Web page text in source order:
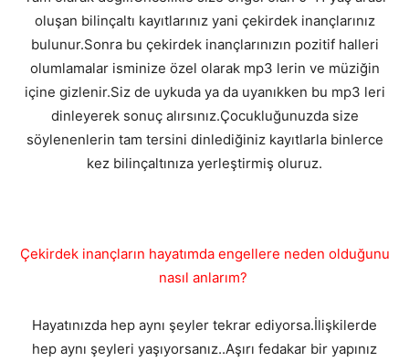
oluşan bilinçaltı kayıtlarınız yani çekirdek inançlarınız
bulunur.Sonra bu çekirdek inançlarınızın pozitif halleri
olumlamalar isminize özel olarak mp3 lerin ve müziğin
içine gizlenir.Siz de uykuda ya da uyanıkken bu mp3 leri
dinleyerek sonuç alırsınız.Çocukluğunuzda size
söylenenlerin tam tersini dinlediğiniz kayıtlarla binlerce
kez bilinçaltınıza yerleştirmiş oluruz.
Çekirdek inançların hayatımda engellere neden olduğunu
nasıl anlarım?
Hayatınızda hep aynı şeyler tekrar ediyorsa.İlişkilerde
hep aynı şeyleri yaşıyorsanız..Aşırı fedakar bir yapınız